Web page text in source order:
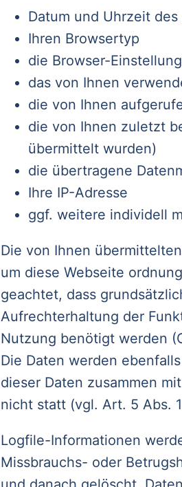
Datum und Uhrzeit des
Ihren Browsertyp
die Browser-
das von Ihnen
die von Ihnen
die von Ihnen zuletzt
übermittelt wurden)
die übertragene
Ihre IP-Adresse
ggf. weitere individell
Die von Ihnen
um diese Webseite
geachtet, dass
Aufrechterhaltung der
Nutzung benötigt werden
Die Daten werden
dieser Daten zusammen
nicht statt (vgl. Art. 5 Abs.
Logfile-Informationen
Missbrauchs- oder